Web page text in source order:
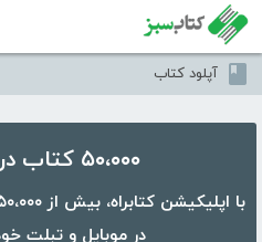
آپلود کتاب
۵۰،۰۰۰ کتاب در موبایل شما
در موبایل و تبلت